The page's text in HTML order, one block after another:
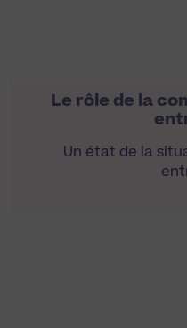
Le rôle de la
Un état de la